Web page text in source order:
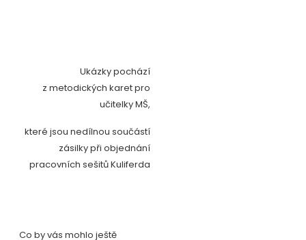
Ukázky pochází
z metodických karet pro
učitelky MŠ,
které jsou nedílnou součástí
zásilky při objednání
pracovních sešitů Kuliferda
Co by vás mohlo ještě